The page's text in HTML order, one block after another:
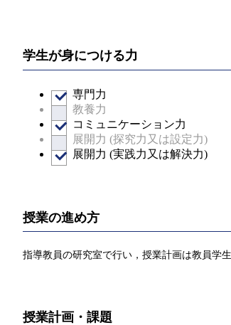
学生が身につける力
専門力
教養力
コミュニケーション力
展開力 (探究力又は設定力)
展開力 (実践力又は解決力)
授業の進め方
指導教員の研究室で行い，授業計画は教員学
授業計画・課題